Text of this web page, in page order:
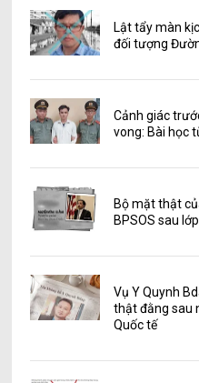
Lật tẩy màn
đối tượng
Cảnh giác
vong: Bài học
Bộ mặt thật
BPSOS sau
Vụ Y Quynh
thật đằng sau
Quốc tế